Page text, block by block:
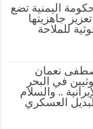
اليمنية تضع
جاهزيتها
للملاحة
نعمان
في البحر
.. والسلام
العسكري